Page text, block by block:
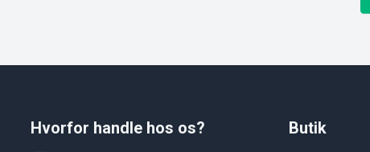
Butik
Hvorfor handle hos os?